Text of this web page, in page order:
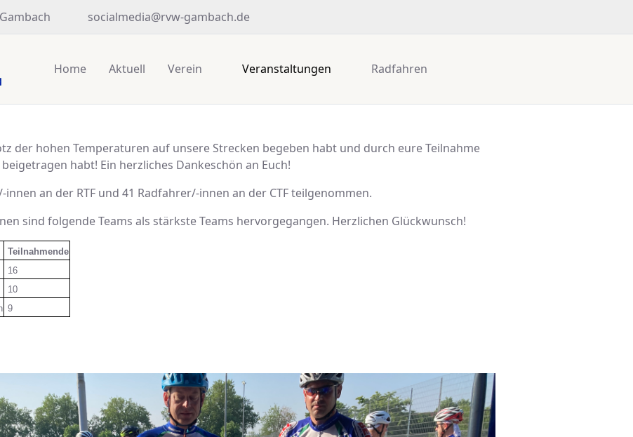
socialmedia@rvw-gambach.de
Home Aktuell Verein Veranstaltungen Radfahren
der hohen Temperaturen auf unsere Strecken begeben habt und durch eure Teilnahme
habt! Ein herzliches Dankeschön an Euch!
an der RTF und 41 Radfahrer/-innen an der CTF teilgenommen.
sind folgende Teams als stärkste Teams hervorgegangen. Herzlichen Glückwunsch!
Teilnahmende
16
10
9